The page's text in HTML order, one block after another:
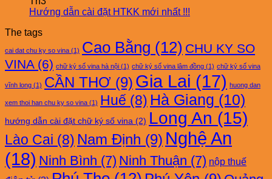
Hướng dẫn cài đặt HTKK mới nhất !!!
The tags
cai dat chu ky so vina (1) Cao Bằng (12) CHU KY SO
VINA(6) chữ ký số vina hà nội (1) chữ ký số vina lâm đồng (1) chữ ký số vina
vĩnh long (1) CẦN THƠ (9) Gia Lai (17) huong dan
xem thoi han chu ky so vina (1) Huế (8) Hà Giang (10)
hướng dẫn cài đặt chữ ký số vina (2) Long An (15)
Lào Cai (8) Nam Định (9) Nghệ An
(18) Ninh Bình (7) Ninh Thuận (7) nộp thuế